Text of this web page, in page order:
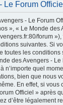
Le Forum
- Le Forum
», « Le Monde des
forum »),
suivantes. Si
toutes les conditions
des Avengers - Le
n’importe quel
bien que nous
En effet, si vous
Officiel » après
d’être légalement